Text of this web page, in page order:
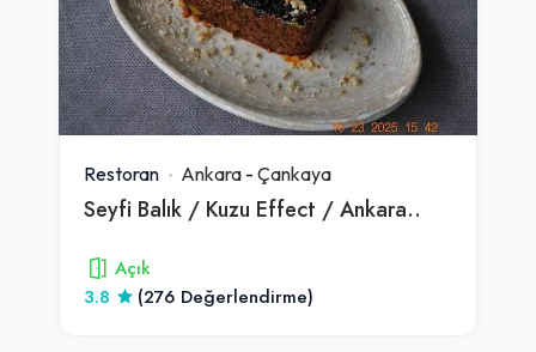
Restoran Ankara - Çankaya
Seyfi Balık / Kuzu Effect / Ankara..
Açık
3.8
(276 Değerlendirme)